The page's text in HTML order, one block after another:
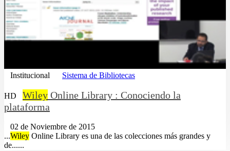
Institucional Sistema de Bibliotecas
HD Wiley Online Library : Conociendo la
plataforma
02 de Noviembre de 2015
...Wiley Online Library es una de las colecciones más grandes y
de......